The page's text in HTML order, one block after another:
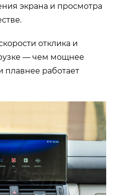
экрана и просмотра
отклика и
— чем мощнее
плавнее работает